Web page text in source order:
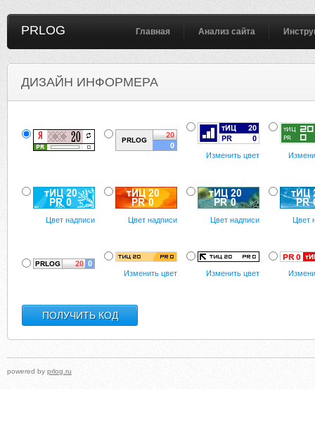
PRLOG Главная Анализ сайта
ДИЗАЙН ИНФОРМЕРА
Изменить цвет
Цвет надписи Цвет надписи Цвет надписи Цвет
Изменить цвет Изменить цвет
powered by prlog.ru